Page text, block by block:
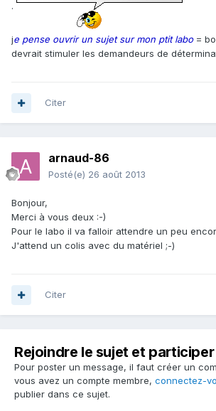
.
je pense ouvrir un sujet sur mon ptit labo=
devrait stimuler les demandeurs de
Citer
arnaud-86
Posté(e) 26 août 2013
Bonjour,
Merci à vous deux :-)
Pour le labo il va falloir attendre un peu
J'attend un colis avec du matériel ;-)
Citer
Rejoindre le sujet et participer
Pour poster un message, il faut créer un
vous avez un compte membre, connectez-
publier dans ce sujet.